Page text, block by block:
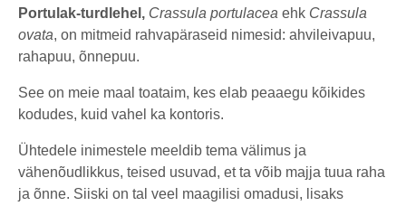
Portulak-turdlehel, Crassula portulacea ehk Crassula
ovata, on mitmeid rahvapäraseid nimesid: ahvileivapuu,
rahapuu, õnnepuu.
See on meie maal toataim, kes elab peaaegu kõikides
kodudes, kuid vahel ka kontoris.
Ühtedele inimestele meeldib tema välimus ja
vähenõudlikkus, teised usuvad, et ta võib majja tuua raha
ja õnne. Siiski on tal veel maagilisi omadusi, lisaks